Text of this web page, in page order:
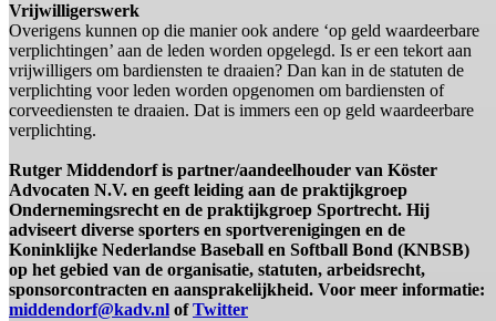
Vrijwilligerswerk
Overigens kunnen op die manier ook andere ‘op geld waardeerbare
verplichtingen’ aan de leden worden opgelegd. Is er een tekort aan
vrijwilligers om bardiensten te draaien? Dan kan in de statuten de
verplichting voor leden worden opgenomen om bardiensten of
corveediensten te draaien. Dat is immers een op geld waardeerbare
verplichting.
Rutger Middendorf is partner/aandeelhouder van Köster
Advocaten N.V. en geeft leiding aan de praktijkgroep
Ondernemingsrecht en de praktijkgroep Sportrecht. Hij
adviseert diverse sporters en sportverenigingen en de
Koninklijke Nederlandse Baseball en Softball Bond (KNBSB)
op het gebied van de organisatie, statuten, arbeidsrecht,
sponsorcontracten en aansprakelijkheid. Voor meer informatie:
middendorf@kadv.nl ofTwitter